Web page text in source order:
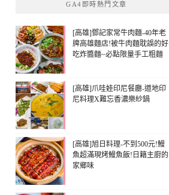
GA4即時熱門文章
[高雄]鄧記家常牛肉麵-40年老
牌高雄麵店!被牛肉麵耽誤的好
吃炸醬麵~必點限量手工粗麵
[高雄]爪哇娃印尼餐廳-道地印
尼料理X難忘香濃樂紗鍋
[高雄]旭日料理-不到500元!鰻
魚超滿現烤鰻魚飯!日籍主廚的
家鄉味